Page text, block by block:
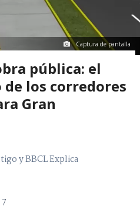
Captura de pantalla
pública: el
los corredores
Gran
y BBCL Explica